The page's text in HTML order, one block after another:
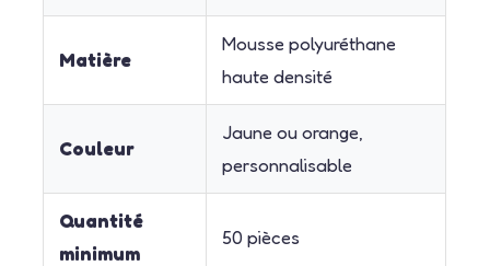
Matière
Mousse polyuréthane
haute densité
Couleur
Jaune ou orange,
personnalisable
Quantité
minimum
50 pièces